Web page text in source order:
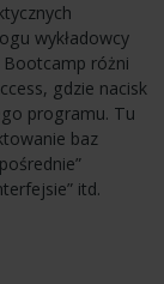
wykładowcy
Bootcamp różni
gdzie nacisk
programu. Tu
baz
itd.